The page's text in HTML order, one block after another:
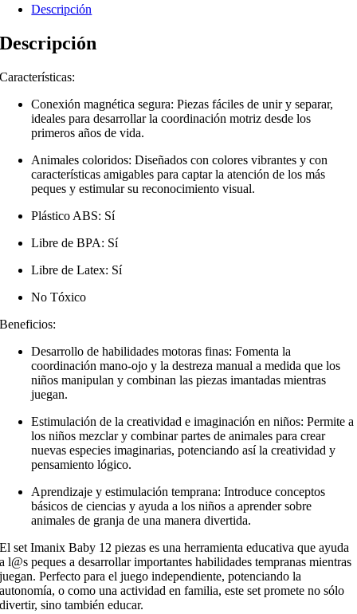
Descripción
Descripción
Características:
Conexión magnética segura: Piezas fáciles de unir y separar,
ideales para desarrollar la coordinación motriz desde los
primeros años de vida.
Animales coloridos: Diseñados con colores vibrantes y con
características amigables para captar la atención de los más
peques y estimular su reconocimiento visual.
Plástico ABS: Sí
Libre de BPA: Sí
Libre de Latex: Sí
No Tóxico
Beneficios:
Desarrollo de habilidades motoras finas: Fomenta la
coordinación mano-ojo y la destreza manual a medida que los
niños manipulan y combinan las piezas imantadas mientras
juegan.
Estimulación de la creatividad e imaginación en niños: Permite a
los niños mezclar y combinar partes de animales para crear
nuevas especies imaginarias, potenciando así la creatividad y
pensamiento lógico.
Aprendizaje y estimulación temprana: Introduce conceptos
básicos de ciencias y ayuda a los niños a aprender sobre
animales de granja de una manera divertida.
El set Imanix Baby 12 piezas es una herramienta educativa que ayuda
a l@s peques a desarrollar importantes habilidades tempranas mientras
juegan. Perfecto para el juego independiente, potenciando la
autonomía, o como una actividad en familia, este set promete no sólo
divertir, sino también educar.